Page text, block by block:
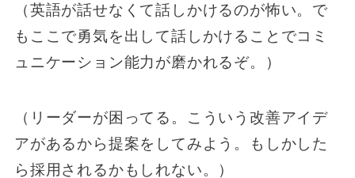
（英語が話せなくて話しかけるのが怖い。で
もここで勇気を出して話しかけることでコミ
ュニケーション能力が磨かれるぞ。）
（リーダーが困ってる。こういう改善アイデ
アがあるから提案をしてみよう。もしかした
ら採用されるかもしれない。）